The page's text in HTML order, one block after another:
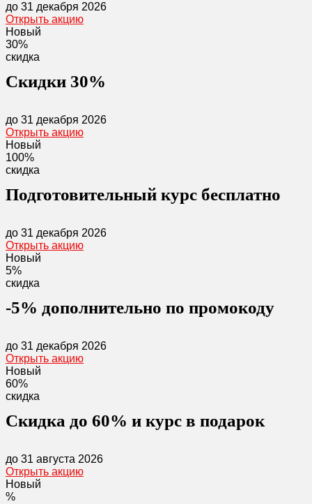
до 31 декабря 2026
Открыть акцию
Новый
30%
скидка
Скидки 30%
до 31 декабря 2026
Открыть акцию
Новый
100%
скидка
Подготовительный курс бесплатно
до 31 декабря 2026
Открыть акцию
Новый
5%
скидка
-5% дополнительно по промокоду
до 31 декабря 2026
Открыть акцию
Новый
60%
скидка
Скидка до 60% и курс в подарок
до 31 августа 2026
Открыть акцию
Новый
%